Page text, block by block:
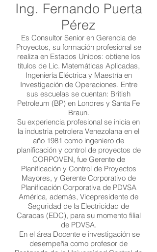
Ing. Fernando Puerta
Pérez
Es Consultor Senior en Gerencia de
Proyectos, su formación profesional se
realiza en Estados Unidos: obtiene los
títulos de Lic. Matemáticas Aplicadas,
Ingeniería Eléctrica y Maestría en
Investigación de Operaciones. Entre
sus escuelas se cuentan: British
Petroleum (BP) en Londres y Santa Fe
Braun.
Su experiencia profesional se inicia en
la industria petrolera Venezolana en el
año 1981 como ingeniero de
planificación y control de proyectos de
CORPOVEN, fue Gerente de
Planificación y Control de Proyectos
Mayores, y Gerente Corporativo de
Planificación Corporativa de PDVSA
América, además, Vicepresidente de
Seguridad de la Electricidad de
Caracas (EDC), para su momento filial
de PDVSA.
En el área Docente e investigación se
desempeña como profesor de